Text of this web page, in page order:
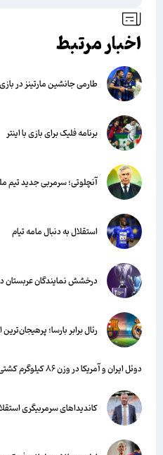
اخبار مرتبط
طارمی جانشین مارتینز در بازی
برنامه فلیک برای بازی با اینتر
آنچلوتی؛ سرمربی جدید تیم ملی
استقلال به دنبال مامه تیام
درخشش نمایندگان عربستان در
رئال برابر بارسا؛ پرهیجان‌‌ترین
دوئل ایران و آمریکا در وزن ۸۶ کیلوگرم کشتی آزاد
کاندیداهای سرمربیگری استقلال